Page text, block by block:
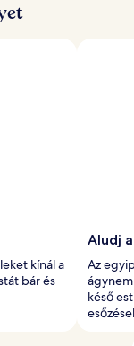
kínál a
bár és
Aludj
Az
késő